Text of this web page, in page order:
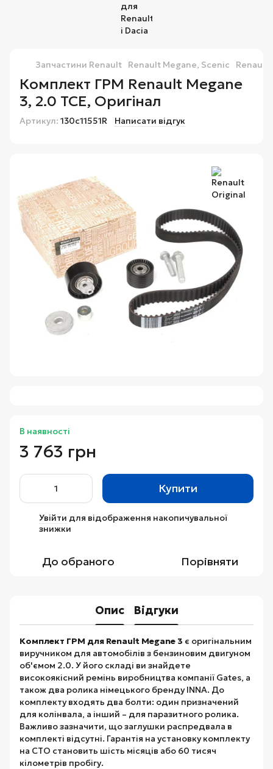
Запчастини Renault Renault Megane, Scenic Renault
Комплект ГРМ Renault Megane
3, 2.0 TCE, Оригiнал
Артикул: 130c11551R Написати відгук
В наявності
3 763 грн
Купити
Увійти для відображення накопичувальної
знижки
До обраного Порівняти
Опис Відгуки
Комплект ГРМ для Renault Megane 3 є оригінальним
виручником для автомобілів з бензиновим двигуном
об'ємом 2.0. У його складі ви знайдете
високоякісний ремінь виробництва компанії Gates, а
також два ролика німецького бренду INNA. До
комплекту входять два болти: один призначений
для колінвала, а інший – для паразитного ролика.
Важливо зазначити, що заглушки распредвала в
комплекті відсутні. Гарантія на установку комплекту
на СТО становить шість місяців або 60 тисяч
кілометрів пробігу.